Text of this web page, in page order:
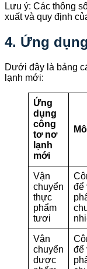
Lưu ý: Các thông
xuất và quy định
4. Ứng
Dưới đây là bảng
lạnh mới:
Ứng
dụng
công
tơ nơ
lạnh
mới
Vận
chuyển
thực
phẩm
tươi
để
Vận
chuyển
dược
để